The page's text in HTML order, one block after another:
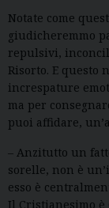
Notate come
giudicheremmo
repulsivi,
Risorto. E questo
increspature
ma per
puoi affidare,
– Anzitutto un
sorelle, non è
esso è
Il Cristianesimo è